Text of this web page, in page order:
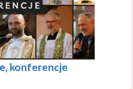
konferencje